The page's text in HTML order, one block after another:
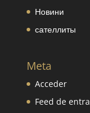
Новини
сателлиты
Meta
Acceder
Feed de